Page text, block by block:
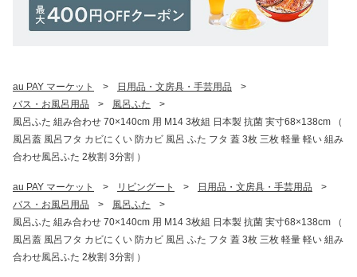
au PAY マーケット > 日用品・文房具・手芸用品
>
バス・お風呂用品
> 風呂ふた
>
風呂ふた 組み合わせ 70×140cm 用 M14 3枚組 日本製 抗菌 実寸68×138cm （
風呂蓋 風呂フタ カビにくい 防カビ 風呂 ふた フタ 蓋 3枚 三枚 軽量 軽い 組み
合わせ風呂ふた 2枚割 3分割 ）
au PAY マーケット > リビングート > 日用品・文房具・手芸用品
>
バス・お風呂用品
> 風呂ふた
>
風呂ふた 組み合わせ 70×140cm 用 M14 3枚組 日本製 抗菌 実寸68×138cm （
風呂蓋 風呂フタ カビにくい 防カビ 風呂 ふた フタ 蓋 3枚 三枚 軽量 軽い 組み
合わせ風呂ふた 2枚割 3分割 ）